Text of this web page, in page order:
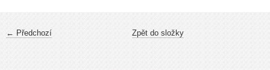
← Předchozí Zpět do složky